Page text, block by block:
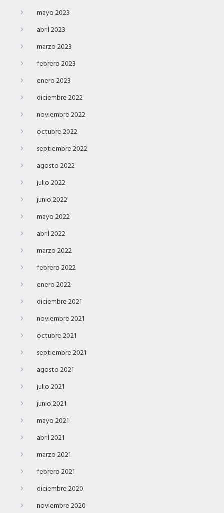
mayo 2023
abril 2023
marzo 2023
febrero 2023
enero 2023
diciembre 2022
noviembre 2022
octubre 2022
septiembre 2022
agosto 2022
julio 2022
junio 2022
mayo 2022
abril 2022
marzo 2022
febrero 2022
enero 2022
diciembre 2021
noviembre 2021
octubre 2021
septiembre 2021
agosto 2021
julio 2021
junio 2021
mayo 2021
abril 2021
marzo 2021
febrero 2021
diciembre 2020
noviembre 2020